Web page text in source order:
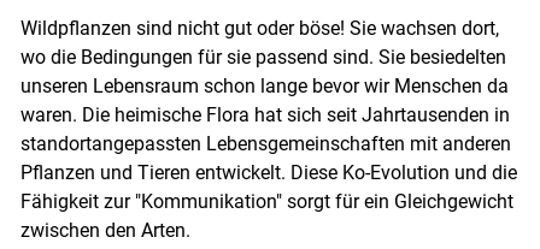
Wildpflanzen sind nicht gut oder böse! Sie wachsen dort,
wo die Bedingungen für sie passend sind. Sie besiedelten
unseren Lebensraum schon lange bevor wir Menschen da
waren. Die heimische Flora hat sich seit Jahrtausenden in
standortangepassten Lebensgemeinschaften mit anderen
Pflanzen und Tieren entwickelt. Diese Ko-Evolution und die
Fähigkeit zur "Kommunikation" sorgt für ein Gleichgewicht
zwischen den Arten.